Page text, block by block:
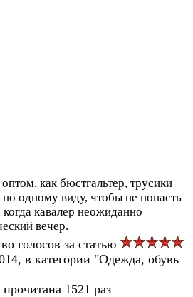
как бюстгальтер, трусики
одному виду, чтобы не попасть
кавалер неожиданно
вечер.
голосов за статью
в категории "Одежда, обувь
прочитана 1521 раз